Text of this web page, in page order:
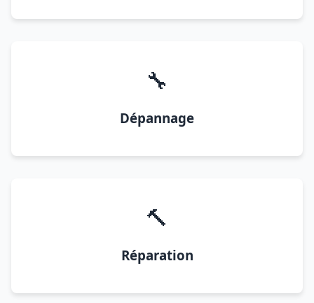
🔧
Dépannage
🔨
Réparation